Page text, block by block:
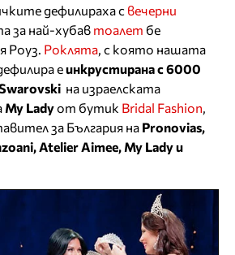
дефилираха с вечерни
за най-хубав тоалет бе
Роуз. Роклята , с която нашата
еинкрустирана с 6000
на израелската
My Ladyот бутик Bridal Fashion
за България на Pronovias,
Atelier Aimee, My Lady и